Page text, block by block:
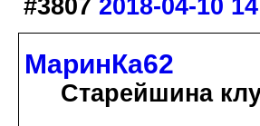
#3807 2018-04-10
МаринКа62
Старейшина